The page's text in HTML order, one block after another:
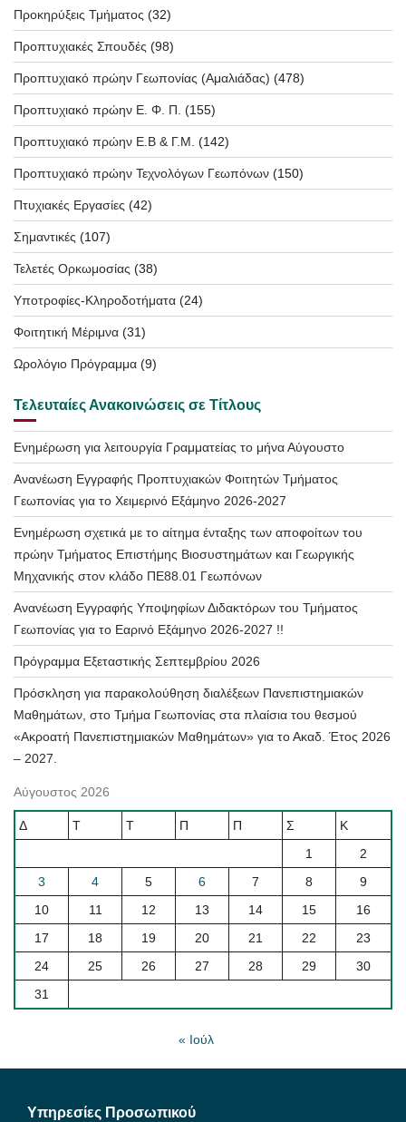
Προκηρύξεις Τμήματος (32)
Προπτυχιακές Σπουδές (98)
Προπτυχιακό πρώην Γεωπονίας (Αμαλιάδας) (478)
Προπτυχιακό πρώην Ε. Φ. Π. (155)
Προπτυχιακό πρώην Ε.Β & Γ.Μ. (142)
Προπτυχιακό πρώην Τεχνολόγων Γεωπόνων (150)
Πτυχιακές Εργασίες (42)
Σημαντικές (107)
Τελετές Ορκωμοσίας (38)
Υποτροφίες-Κληροδοτήματα (24)
Φοιτητική Μέριμνα (31)
Ωρολόγιο Πρόγραμμα (9)
Τελευταίες Ανακοινώσεις σε Τίτλους
Ενημέρωση για λειτουργία Γραμματείας το μήνα Αύγουστο
Ανανέωση Εγγραφής Προπτυχιακών Φοιτητών Τμήματος
Γεωπονίας για το Χειμερινό Εξάμηνο 2026-2027
Ενημέρωση σχετικά με το αίτημα ένταξης των αποφοίτων του
πρώην Τμήματος Επιστήμης Βιοσυστημάτων και Γεωργικής
Μηχανικής στον κλάδο ΠΕ88.01 Γεωπόνων
Ανανέωση Εγγραφής Υποψηφίων Διδακτόρων του Τμήματος
Γεωπονίας για το Εαρινό Εξάμηνο 2026-2027 !!
Πρόγραμμα Εξεταστικής Σεπτεμβρίου 2026
Πρόσκληση για παρακολούθηση διαλέξεων Πανεπιστημιακών
Μαθημάτων, στο Τμήμα Γεωπονίας στα πλαίσια του θεσμού
«Ακροατή Πανεπιστημιακών Μαθημάτων» για το Ακαδ. Έτος 2026
– 2027.
Αύγουστος 2026
Δ Τ Τ Π Π Σ
Κ
1
2
3
4 5 6 7 8
9
10
11 12 13 14 15
16
17
18 19 20 21 22
23
24
25 26 27 28 29
30
31
« Ιούλ
Υπηρεσίες Προσωπικού